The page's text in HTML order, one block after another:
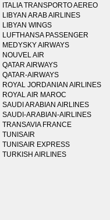
ITALIA TRANSPORTO AEREO
LIBYAN ARAB AIRLINES
LIBYAN WINGS
LUFTHANSA PASSENGER
MEDYSKY AIRWAYS
NOUVEL AIR
QATAR AIRWAYS
QATAR-AIRWAYS
ROYAL JORDANIAN AIRLINES
ROYAL AIR MAROC
SAUDI ARABIAN AIRLINES
SAUDI-ARABIAN-AIRLINES
TRANSAVIA FRANCE
TUNISAIR
TUNISAIR EXPRESS
TURKISH AIRLINES